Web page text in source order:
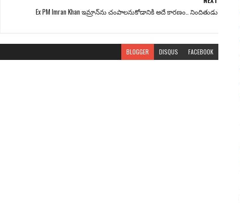
Ex PM Imran Khan ఇమ్రాన్‌ను చంపాలనుకోడానికి అదే కారణం.. నిందితుడు
BLOGGER DISQUS FACEBOOK